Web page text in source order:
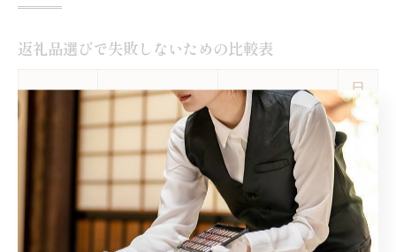
返礼品選びで失敗しないための比較表
比較項目
食品系（お茶・
菓子類）
消耗品（タオ
ル・石鹸）
日
用
品
低～中 中～高
中
地域慣習
適合度
高い（地元産推
奨）
中 中